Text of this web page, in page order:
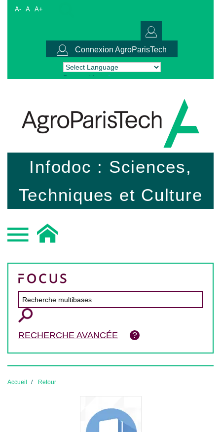
A- A A+
Connexion AgroParisTech
Powered by Translate
Infodoc : Sciences,
Techniques et Culture
RECHERCHE AVANCÉE
Accueil Retour